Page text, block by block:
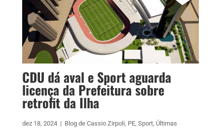
CDU dá aval e Sport aguarda
licença da Prefeitura sobre
retrofit da Ilha
dez 18, 2024 | Blog de Cassio Zirpoli, PE, Sport, Últimas